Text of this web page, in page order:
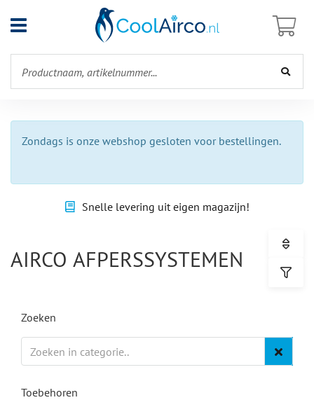
Open
menu
Zondags is onze webshop gesloten voor bestellingen.
Snelle levering uit eigen magazijn!
AIRCO AFPERSSYSTEMEN
Zoeken
Toebehoren